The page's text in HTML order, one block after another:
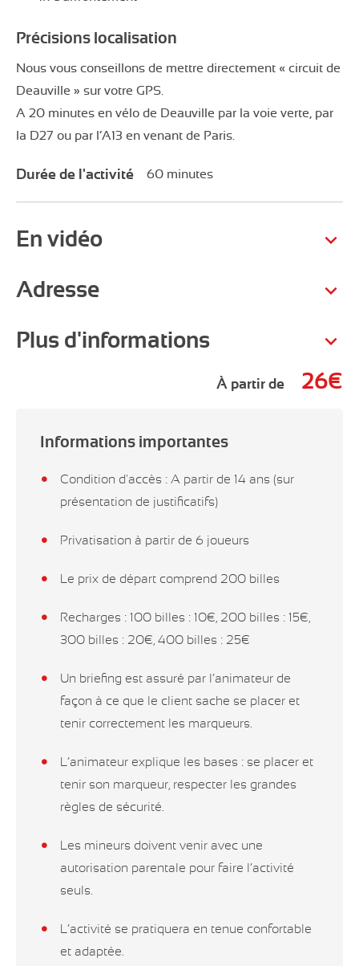
Précisions localisation
Nous vous conseillons de mettre directement « circuit de
Deauville » sur votre GPS.
A 20 minutes en vélo de Deauville par la voie verte, par
la D27 ou par l’A13 en venant de Paris.
Durée de l'activité 60 minutes
En vidéo
Adresse
Plus d'informations
À partir de 26€
Informations importantes
Condition d'accès : A partir de 14 ans (sur
présentation de justificatifs)
Privatisation à partir de 6 joueurs
Le prix de départ comprend 200 billes
Recharges : 100 billes : 10€, 200 billes : 15€,
300 billes : 20€, 400 billes : 25€
Un briefing est assuré par l’animateur de
façon à ce que le client sache se placer et
tenir correctement les marqueurs.
L’animateur explique les bases : se placer et
tenir son marqueur, respecter les grandes
règles de sécurité.
Les mineurs doivent venir avec une
autorisation parentale pour faire l’activité
seuls.
L’activité se pratiquera en tenue confortable
et adaptée.